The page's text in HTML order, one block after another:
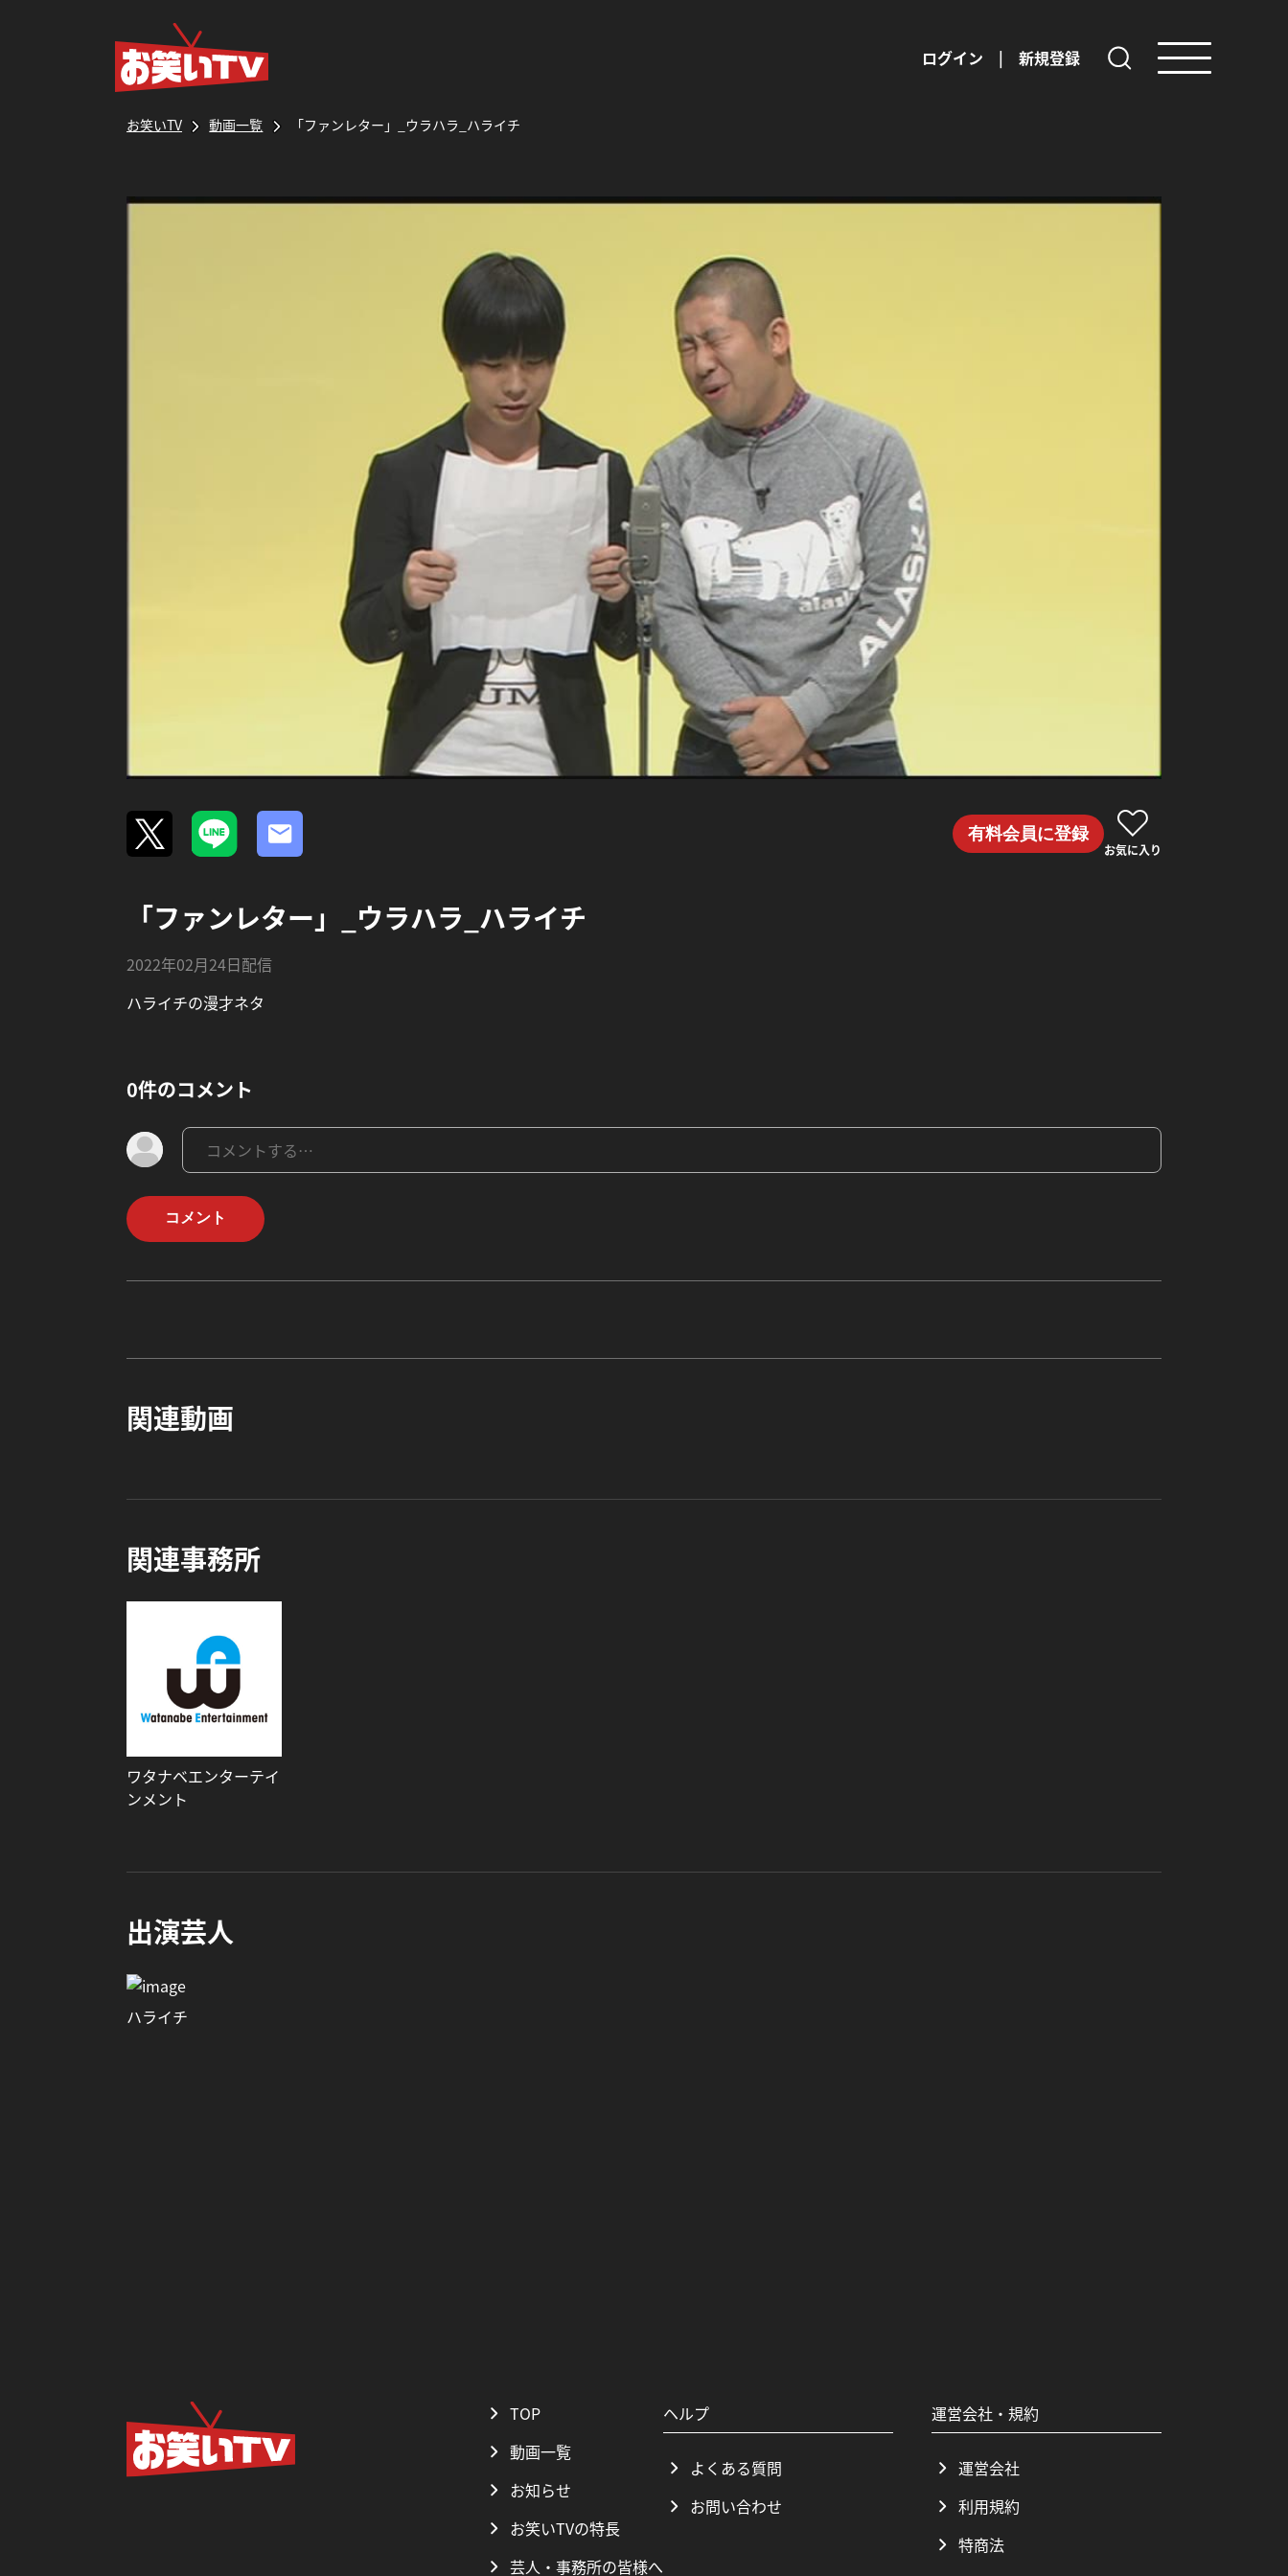
ログイン | 新規登録
お笑いTV 動画一覧 「ファンレター」_ウラハラ_ハライチ
有料会員に登録
お気に入り
「ファンレター」_ウラハラ_ハライチ
2022年02月24日配信
ハライチの漫才ネタ
0件のコメント
コメント
関連動画
関連事務所
ワタナベエンターテイ
ンメント
出演芸人
ハライチ
TOP
動画一覧
お知らせ
お笑いTVの特長
芸人・事務所の皆様へ
ヘルプ
よくある質問
お問い合わせ
運営会社・規約
運営会社
利用規約
特商法